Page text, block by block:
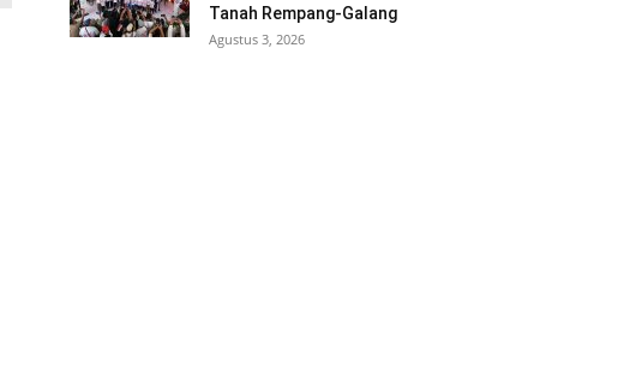
Tanah Rempang-Galang
Agustus 3, 2026